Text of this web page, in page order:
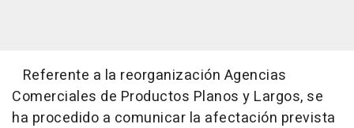
Referente a la reorganización Agencias
Comerciales de Productos Planos y Largos, se
ha procedido a comunicar la afectación prevista